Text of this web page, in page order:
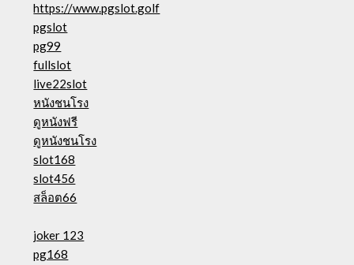
https://www.pgslot.golf
pgslot
pg99
fullslot
live22slot
หนังชนโรง
ดูหนังฟรี
ดูหนังชนโรง
slot168
slot456
สล็อต66
joker 123
pg168